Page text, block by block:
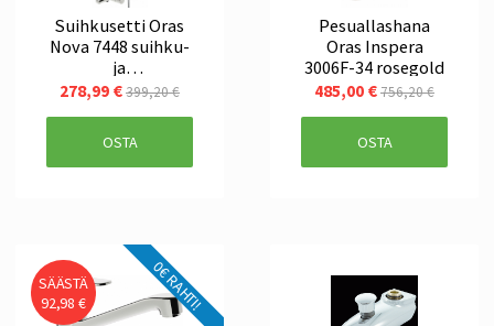
Suihkusetti Oras
Nova 7448 suihku-
ja
käsisuihkuhanalla
278,99 €399,20 €
OSTA
Pesuallashana
Oras Inspera
3006F-34 rosegold
485,00 €756,20 €
OSTA
SÄÄSTÄ
92,98 €
0€ RAHTI!